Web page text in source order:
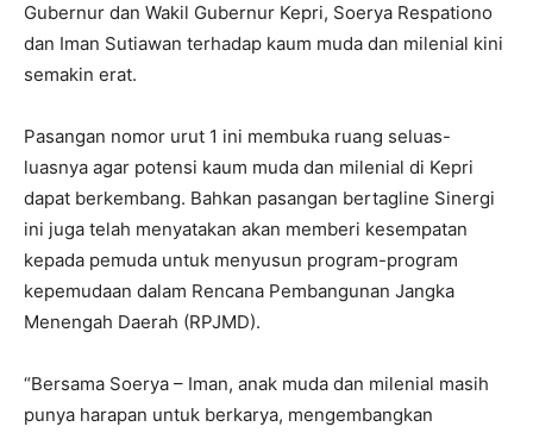
Gubernur dan Wakil Gubernur Kepri, Soerya Respationo
dan Iman Sutiawan terhadap kaum muda dan milenial kini
semakin erat.
Pasangan nomor urut 1 ini membuka ruang seluas-
luasnya agar potensi kaum muda dan milenial di Kepri
dapat berkembang. Bahkan pasangan bertagline Sinergi
ini juga telah menyatakan akan memberi kesempatan
kepada pemuda untuk menyusun program-program
kepemudaan dalam Rencana Pembangunan Jangka
Menengah Daerah (RPJMD).
“Bersama Soerya – Iman, anak muda dan milenial masih
punya harapan untuk berkarya, mengembangkan